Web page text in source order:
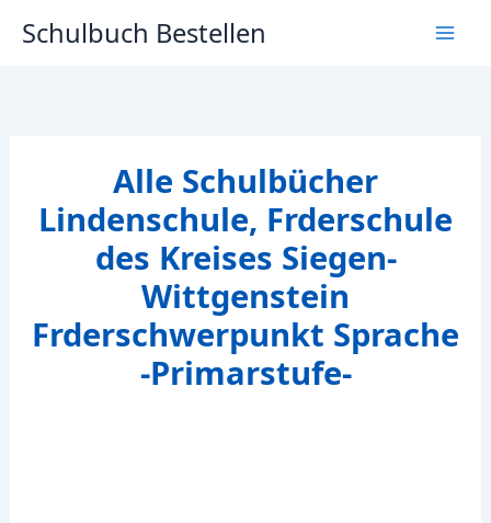
InhaltSchulbuch Bestellen
Alle Schulbücher
Lindenschule, Frderschule
des Kreises Siegen-
Wittgenstein
Frderschwerpunkt Sprache
-Primarstufe-